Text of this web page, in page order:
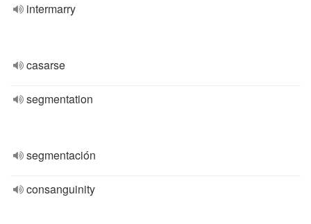
intermarry
casarse
segmentation
segmentación
consanguinity